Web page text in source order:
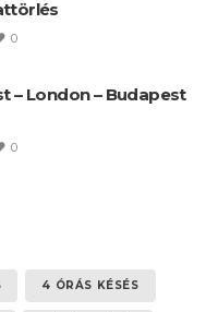
0
– London – Budapest
0
4 ÓRÁS KÉSÉS